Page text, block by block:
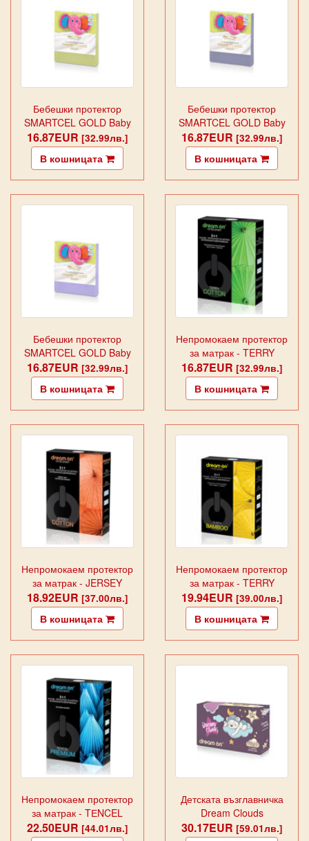
Бебешки протектор
SMARTCEL GOLD Baby
Green
16.87EUR [32.99лв.]
В кошницата
Бебешки протектор
SMARTCEL GOLD Baby
Grey
16.87EUR [32.99лв.]
В кошницата
Бебешки протектор
SMARTCEL GOLD Baby
Lila
16.87EUR [32.99лв.]
В кошницата
Непромокаем протектор
за матрак - TERRY
COTTON
16.87EUR [32.99лв.]
В кошницата
Непромокаем протектор
за матрак - JERSEY
COTTON
18.92EUR [37.00лв.]
В кошницата
Непромокаем протектор
за матрак - TERRY
BAMBOO
19.94EUR [39.00лв.]
В кошницата
Непромокаем протектор
за матрак - TЕNCEL
PREMIUM
22.50EUR [44.01лв.]
Детската възглавничка
Dream Clouds
30.17EUR [59.01лв.]